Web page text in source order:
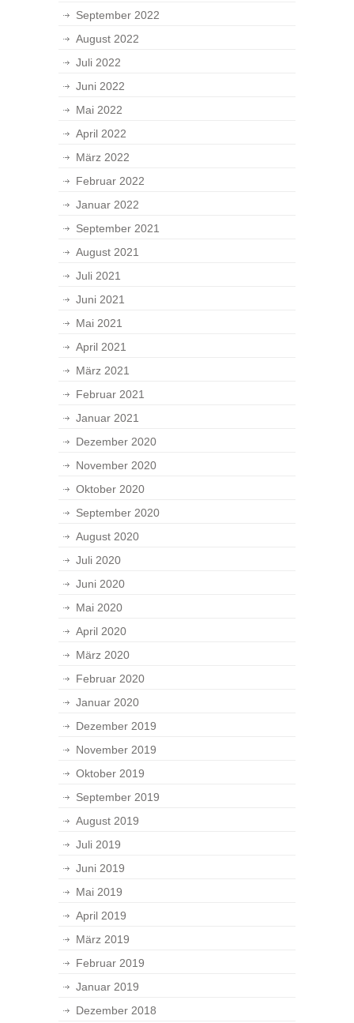
September 2022
August 2022
Juli 2022
Juni 2022
Mai 2022
April 2022
März 2022
Februar 2022
Januar 2022
September 2021
August 2021
Juli 2021
Juni 2021
Mai 2021
April 2021
März 2021
Februar 2021
Januar 2021
Dezember 2020
November 2020
Oktober 2020
September 2020
August 2020
Juli 2020
Juni 2020
Mai 2020
April 2020
März 2020
Februar 2020
Januar 2020
Dezember 2019
November 2019
Oktober 2019
September 2019
August 2019
Juli 2019
Juni 2019
Mai 2019
April 2019
März 2019
Februar 2019
Januar 2019
Dezember 2018